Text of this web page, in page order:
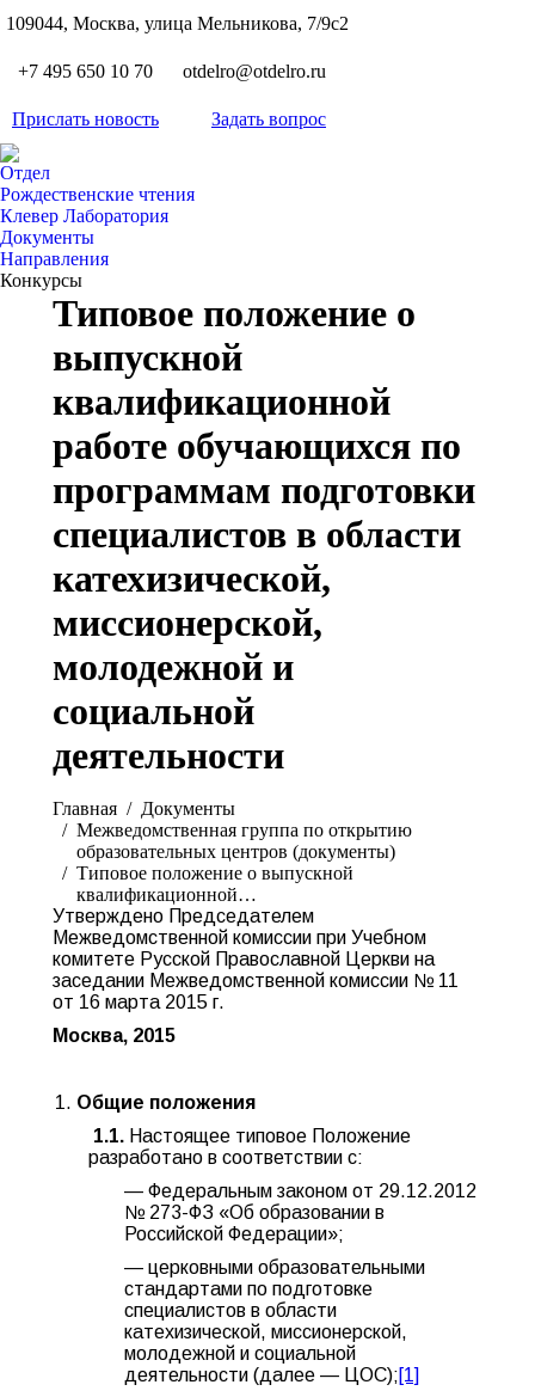
109044, Москва, улица Мельникова, 7/9с2
+7 495 650 10 70 otdelro@otdelro.ru
Прислать новость Задать вопрос
Отдел
Рождественские чтения
Клевер Лаборатория
Документы
Направления
Конкурсы
Типовое положение о
выпускной
квалификационной
работе обучающихся по
программам подготовки
специалистов в области
катехизической,
миссионерской,
молодежной и
социальной
деятельности
Главная
Документы
Межведомственная группа по открытию
образовательных центров (документы)
Типовое положение о выпускной
квалификационной…
Утверждено Председателем
Межведомственной комиссии при Учебном
комитете Русской Православной Церкви на
заседании Межведомственной комиссии № 11
от 16 марта 2015 г.
Москва, 2015
Общие положения
1.1. Настоящее типовое Положение
разработано в соответствии с:
— Федеральным законом от 29.12.2012
№ 273-ФЗ «Об образовании в
Российской Федерации»;
— церковными образовательными
стандартами по подготовке
специалистов в области
катехизической, миссионерской,
молодежной и социальной
деятельности (далее — ЦОС);[1]